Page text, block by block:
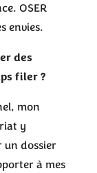
OSER
envies.
des
filer ?
mon
y
un dossier
à mes